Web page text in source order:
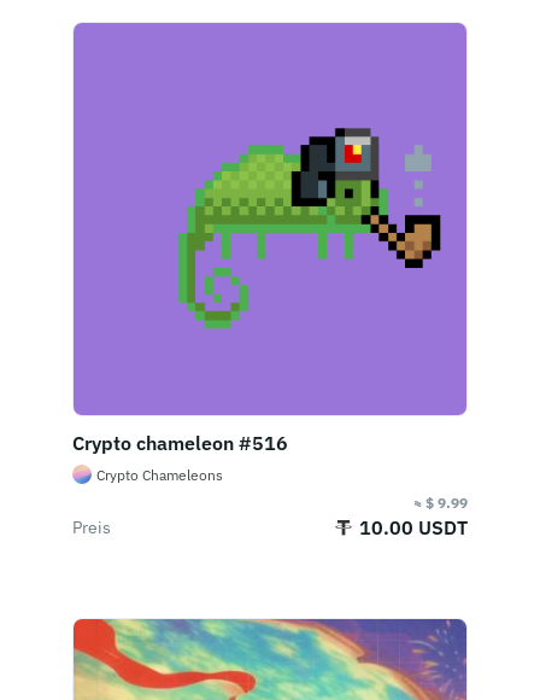
Crypto chameleon #516
Crypto Chameleons
≈ $ 9.99
Preis 10.00 USDT